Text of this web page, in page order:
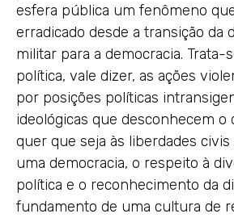
esfera pública um fenômeno
erradicado desde a transição da
militar para a democracia. Trata-
política, vale dizer, as ações
por posições políticas
ideológicas que desconhecem o
quer que seja às liberdades
uma democracia, o respeito à
política e o reconhecimento da
fundamento de uma cultura de